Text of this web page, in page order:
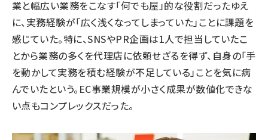
業と幅広い業務をこなす「何でも屋」的な役割だったゆえ
に、実務経験が「広く浅くなってしまっていた」ことに課題を
感じていた。特に、SNSやPR企画は1人で担当していたこ
とから業務の多くを代理店に依頼せざるを得ず、自身の「手
を動かして実務を積む経験が不足している」ことを気に病
んでいたという。EC事業規模が小さく成果が数値化できな
い点もコンプレックスだった。